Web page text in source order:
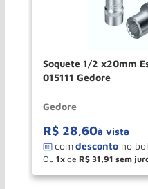
Soquete 1/2 x20mm
015111 Gedore
Gedore
R$ 28,60à vista
Ou 1 de R$ 31 91
＋
－